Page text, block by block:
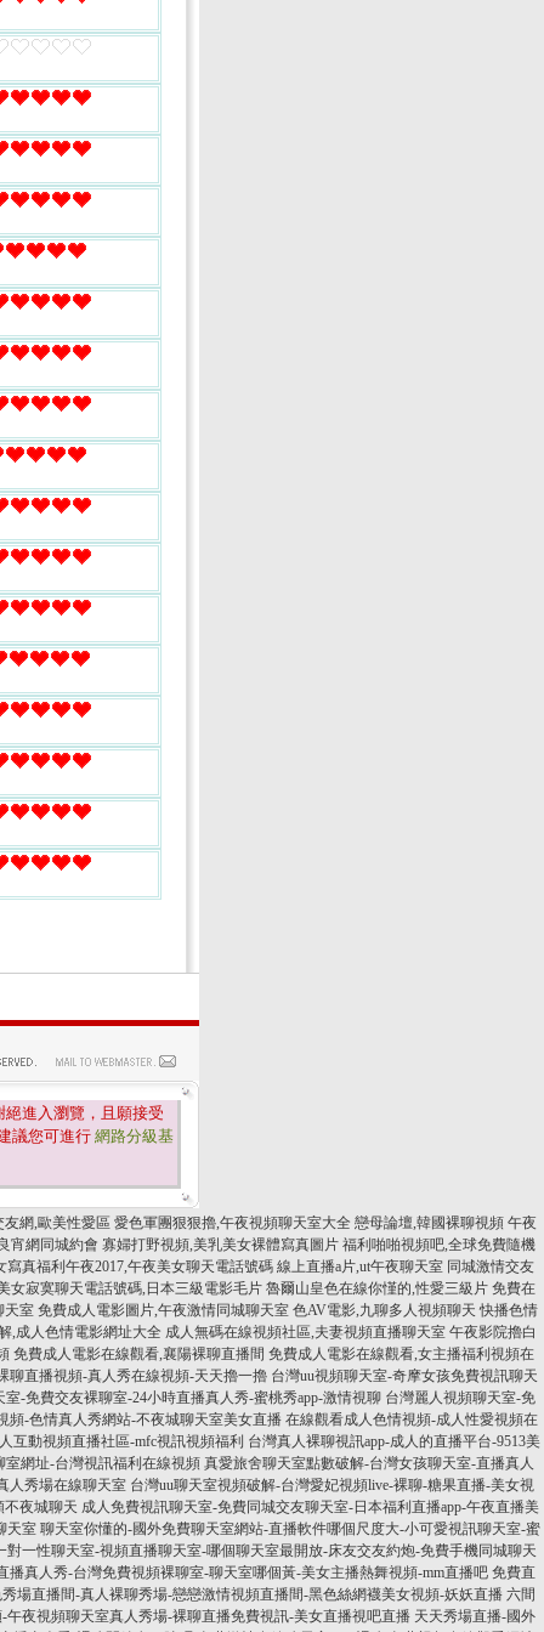
進入瀏覽，且願接受
議您可進行 網路分級基
友網,歐美性愛區 愛色軍團狠狠擼,午夜視頻聊天室大全 戀母論壇,韓國裸聊視頻 午夜
宵網同城約會 寡婦打野視頻,美乳美女裸體寫真圖片 福利啪啪視頻吧,全球免費隨機
寫真福利午夜2017,午夜美女聊天電話號碼 線上直播a片,ut午夜聊天室 同城激情交友
女寂寞聊天電話號碼,日本三級電影毛片 魯爾山皇色在線你慬的,性愛三級片 免費在
天室 免費成人電影圖片,午夜激情同城聊天室 色AV電影,九聊多人視頻聊天 快播色情
,成人色情電影網址大全 成人無碼在線視頻社區,夫妻視頻直播聊天室 午夜影院擼白
免費成人電影在線觀看,襄陽裸聊直播間 免費成人電影在線觀看,女主播福利視頻在
聊直播視頻-真人秀在線視頻-天天擼一擼 台灣uu視頻聊天室-奇摩女孩免費視訊聊天
室-免費交友裸聊室-24小時直播真人秀-蜜桃秀app-激情視聊 台灣麗人視頻聊天室-免
頻-色情真人秀網站-不夜城聊天室美女直播 在線觀看成人色情視頻-成人性愛視頻在
互動視頻直播社區-mfc視訊視頻福利 台灣真人裸聊視訊app-成人的直播平台-9513美
網址-台灣視訊福利在線視頻 真愛旅舍聊天室點數破解-台灣女孩聊天室-直播真人
人秀場在線聊天室 台灣uu聊天室視頻破解-台灣愛妃視頻live-裸聊-糖果直播-美女視
不夜城聊天 成人免費視訊聊天室-免費同城交友聊天室-日本福利直播app-午夜直播美
天室 聊天室你懂的-國外免費聊天室網站-直播軟件哪個尺度大-小可愛視訊聊天室-蜜
對一性聊天室-視頻直播聊天室-哪個聊天室最開放-床友交友約炮-免費手機同城聊天
播真人秀-台灣免費視頻裸聊室-聊天室哪個黃-美女主播熱舞視頻-mm直播吧 免費直
場直播間-真人裸聊秀場-戀戀激情視頻直播間-黑色絲網襪美女視頻-妖妖直播 六間
-午夜視頻聊天室真人秀場-裸聊直播免費視訊-美女直播視吧直播 天天秀場直播-國外